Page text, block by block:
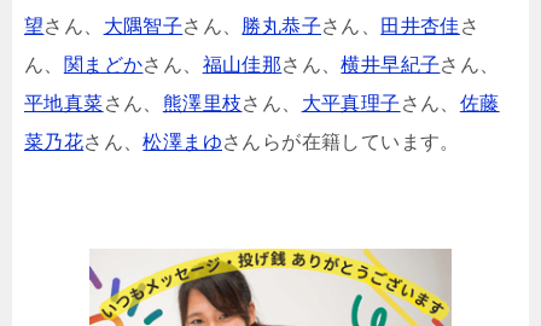
望さん、 大隅智子さん、 勝丸恭子さん、 田井杏佳さ
ん、 関まどかさん、 福山佳那さん、横井早紀子さん、
平地真菜さん、 熊澤里枝さん、 大平真理子 さん、 佐藤
菜乃花さん、松澤まゆさんらが在籍しています。